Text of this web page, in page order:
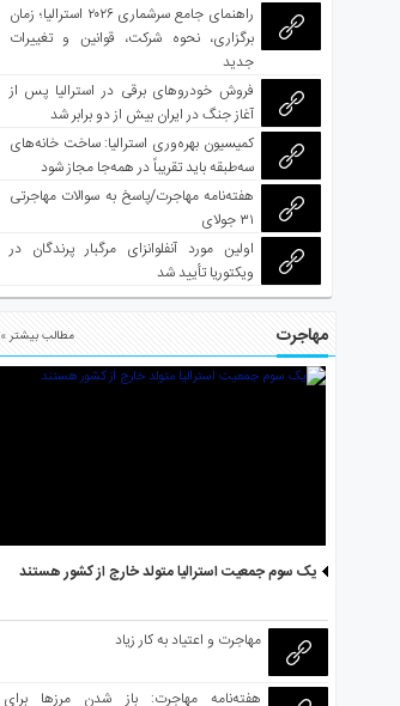
راهنمای جامع سرشماری ۲۰۲۶ استرالیا؛ زمان
برگزاری، نحوه شرکت، قوانین و تغییرات
جدید
فروش خودروهای برقی در استرالیا پس از
آغاز جنگ در ایران بیش از دو برابر شد
کمیسیون بهره‌وری استرالیا: ساخت خانه‌های
سه‌طبقه باید تقریباً در همه‌جا مجاز شود
هفته‌نامه مهاجرت/پاسخ به سوالات مهاجرتی
۳۱ جولای
اولین مورد آنفلوانزای مرگبار پرندگان در
ویکتوریا تأیید شد
مهاجرت مطالب بیشتر »
یک سوم جمعیت استرالیا متولد خارج از کشور هستند
مهاجرت و اعتیاد به کار زیاد
هفته‌نامه مهاجرت: باز شدن مرزها برای